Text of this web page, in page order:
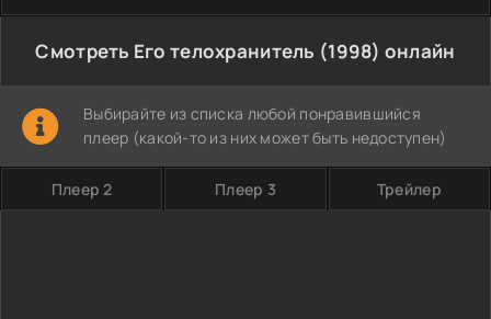
Смотреть Его телохранитель (1998) онлайн
Выбирайте из списка любой понравившийся
плеер (какой-то из них может быть недоступен)
Плеер 2 Плеер 3 Трейлер